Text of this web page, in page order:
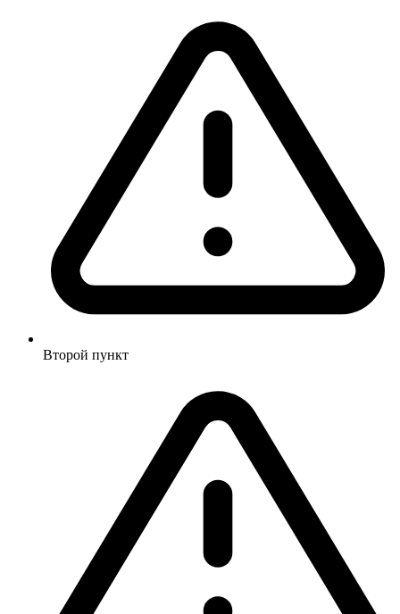
Второй пункт